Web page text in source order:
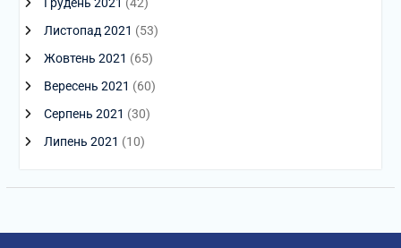
Листопад 2021 (53)
Жовтень 2021 (65)
Вересень 2021 (60)
Серпень 2021 (30)
Липень 2021 (10)